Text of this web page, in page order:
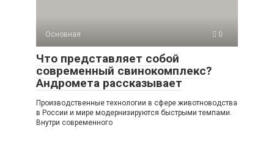
Основная 0
Что представляет собой
современный свинокомплекс?
Андромета рассказывает
Производственные технологии в сфере животноводства
в России и мире модернизируются быстрыми темпами.
Внутри современного